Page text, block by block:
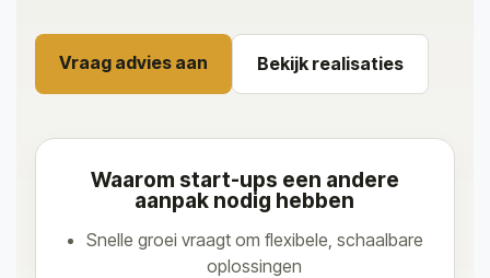
Vraag advies aan Bekijk realisaties
Waarom start-ups een andere
aanpak nodig hebben
Snelle groei vraagt om flexibele, schaalbare
oplossingen